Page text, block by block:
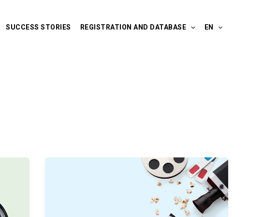
SUCCESS STORIES REGISTRATION AND DATABASE EN